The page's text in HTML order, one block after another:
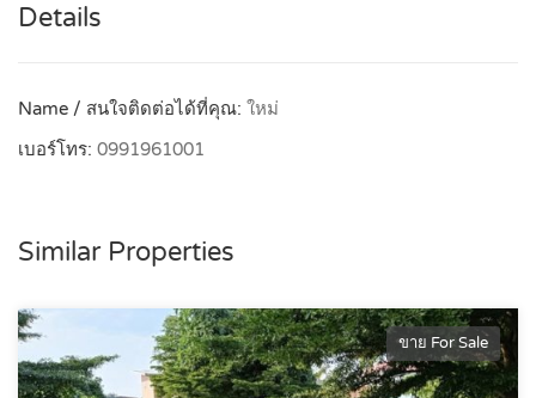
Details
Name / สนใจติดต่อได้ที่คุณ: ใหม่
เบอร์โทร: 0991961001
Similar Properties
ขาย For Sale